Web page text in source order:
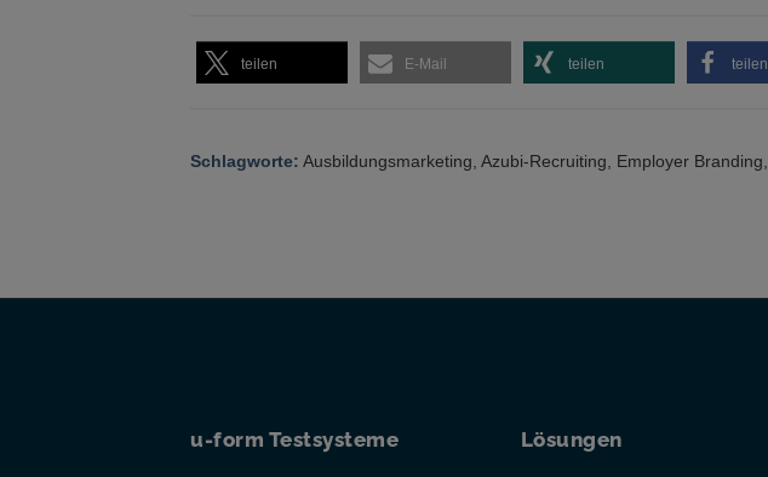
teilen E-Mail teilen teilen
Schlagworte: Ausbildungsmarketing Azubi-Recruiting Employer Branding
u-form Testsysteme Lösungen